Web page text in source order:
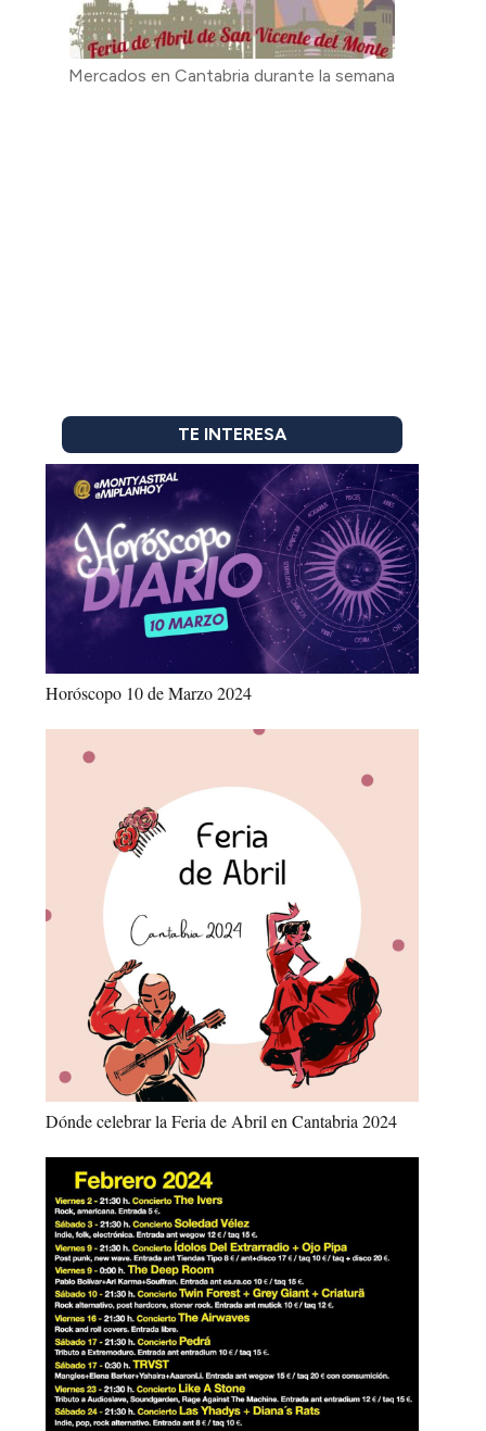
Mercados en Cantabria durante la semana
TE INTERESA
Horóscopo 10 de Marzo 2024
Dónde celebrar la Feria de Abril en Cantabria 2024